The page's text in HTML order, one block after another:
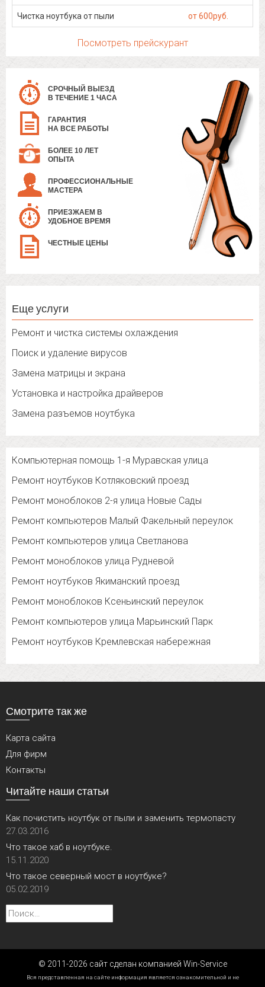
Чистка ноутбука от пыли от 600руб.
Посмотреть прейскурант
СРОЧНЫЙ ВЫЕЗД
В ТЕЧЕНИЕ 1 ЧАСА
ГАРАНТИЯ
НА ВСЕ РАБОТЫ
БОЛЕЕ 10 ЛЕТ
ОПЫТА
ПРОФЕССИОНАЛЬНЫЕ
МАСТЕРА
ПРИЕЗЖАЕМ В
УДОБНОЕ ВРЕМЯ
ЧЕСТНЫЕ ЦЕНЫ
Еще услуги
Ремонт и чистка системы охлаждения
Поиск и удаление вирусов
Замена матрицы и экрана
Установка и настройка драйверов
Замена разъемов ноутбука
Компьютерная помощь 1-я Муравская улица
Ремонт ноутбуков Котляковский проезд
Ремонт моноблоков 2-я улица Новые Сады
Ремонт компьютеров Малый Факельный переулок
Ремонт компьютеров улица Светланова
Ремонт моноблоков улица Рудневой
Ремонт ноутбуков Якиманский проезд
Ремонт моноблоков Ксеньинский переулок
Ремонт компьютеров улица Марьинский Парк
Ремонт ноутбуков Кремлевская набережная
Смотрите так же
Карта сайта
Для фирм
Контакты
Читайте наши статьи
Как почистить ноутбук от пыли и заменить термопасту
27.03.2016
Что такое хаб в ноутбуке.
15.11.2020
Что такое северный мост в ноутбуке?
05.02.2019
Найти:
© 2011-2026 сайт сделан компанией Win-Service
Вся представленная на сайте информация является ознакомительной и не